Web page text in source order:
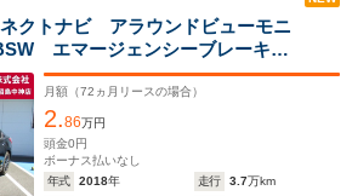
全幅
1.76m
～4.68m
ールベース
-m
全幅
1.7m
4.43m～4.46m
ホイールベース
クトナビ アラウンドビューモニ
エマージェンシーブレーキ
月額（72 ヵ月リースの場合）
2.86万円
頭金0円
ボーナス払いなし
年式
2018年 走行 3.7万km